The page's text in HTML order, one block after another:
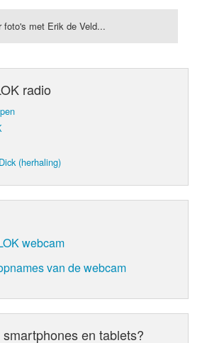
foto's met Erik de Veld...
radio
(herhaling)
webcam
van de webcam
en tablets?